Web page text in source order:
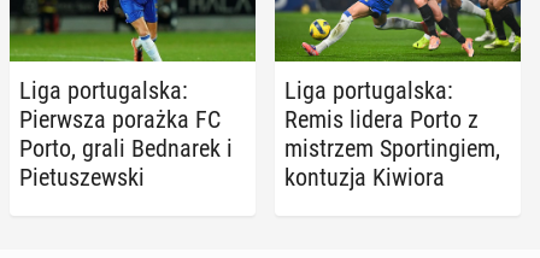
Liga por­tu­gal­ska:
Pierw­sza porażka FC
Porto, grali Bed­na­rek i
Pie­tu­szew­ski
Liga por­tu­gal­ska:
Remis lidera Porto z
mi­strzem Spor­tin­giem,
kon­tu­zja Kiwiora